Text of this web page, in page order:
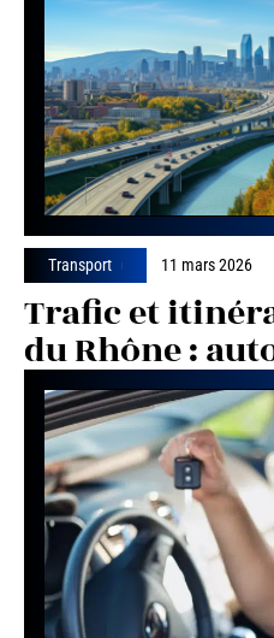
Transport 11 mars 2026
Trafic et
du Rhône :